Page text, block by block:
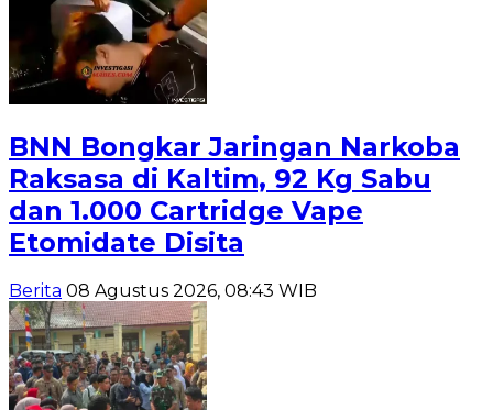
BNN Bongkar Jaringan Narkoba
Raksasa di Kaltim, 92 Kg Sabu
dan 1.000 Cartridge Vape
Etomidate Disita
Berita 08 Agustus 2026, 08:43 WIB